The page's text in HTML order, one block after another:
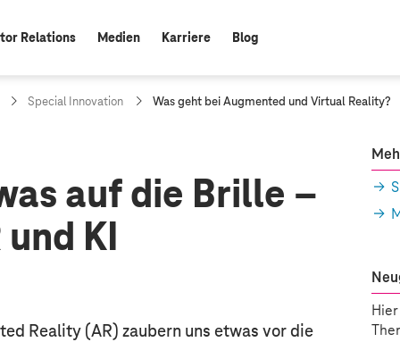
Relations Medien Karriere Blog
Special Innovation
a
l
Was geht bei Augmented und Virtual Reality?
auf die Brille –
KI
Reality (AR) zaubern uns etwas vor die